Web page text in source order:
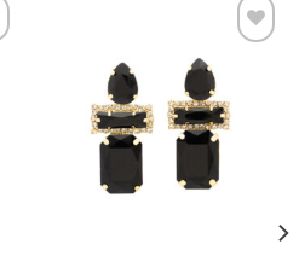
Προσθήκη
στη
wishlist